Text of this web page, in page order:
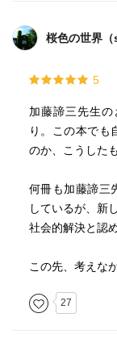
ー 自分自らの
選んできた人は
ロ・メイも同じ
ばかりに従っ
いておいて、
も良いのではな
に退屈を与え
桜色の世界
5
加藤諦三先生
り。この本でも
のか、こうした
何冊も加藤諦三
しているが、新
社会的解決と認
この先、考えな
27